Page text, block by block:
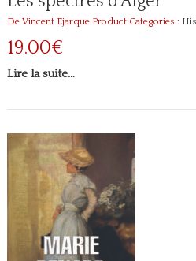
De Vincent EjarqueProduct Categories :
19.00€
Lire la suite…